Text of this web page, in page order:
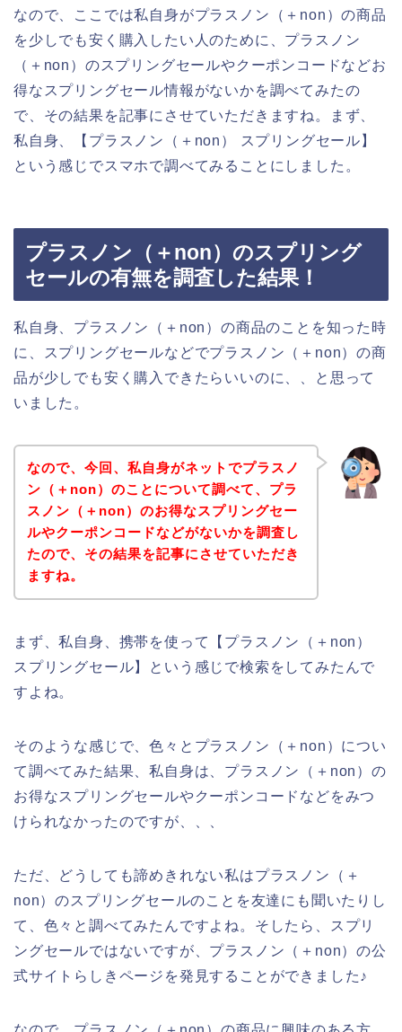
なので、ここでは私自身がプラスノン（＋non）の商品
を少しでも安く購入したい人のために、プラスノン
（＋non）のスプリングセールやクーポンコードなどお
得なスプリングセール情報がないかを調べてみたの
で、その結果を記事にさせていただきますね。まず、
私自身、【プラスノン（＋non） スプリングセール】
という感じでスマホで調べてみることにしました。
プラスノン（＋non）のスプリング
セールの有無を調査した結果！
私自身、プラスノン（＋non）の商品のことを知った時
に、スプリングセールなどでプラスノン（＋non）の商
品が少しでも安く購入できたらいいのに、、と思って
いました。
なので、今回、私自身がネットでプラスノ
ン（＋non）のことについて調べて、プラ
スノン（＋non）のお得なスプリングセー
ルやクーポンコードなどがないかを調査し
たので、その結果を記事にさせていただき
ますね。
まず、私自身、携帯を使って【プラスノン（＋non）
スプリングセール】という感じで検索をしてみたんで
すよね。
そのような感じで、色々とプラスノン（＋non）につい
て調べてみた結果、私自身は、プラスノン（＋non）の
お得なスプリングセールやクーポンコードなどをみつ
けられなかったのですが、、、
ただ、どうしても諦めきれない私はプラスノン（＋
non）のスプリングセールのことを友達にも聞いたりし
て、色々と調べてみたんですよね。そしたら、スプリ
ングセールではないですが、プラスノン（＋non）の公
式サイトらしきページを発見することができました♪